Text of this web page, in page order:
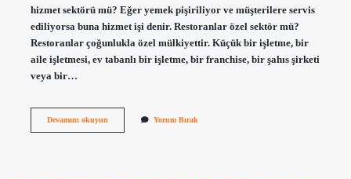
hizmet sektörü mü? Eğer yemek pişiriliyor ve müşterilere servis
ediliyorsa buna hizmet işi denir. Restoranlar özel sektör mü?
Restoranlar çoğunlukla özel mülkiyettir. Küçük bir işletme, bir
aile işletmesi, ev tabanlı bir işletme, bir franchise, bir şahıs şirketi
veya bir…
Devamını okuyunRestoran
Yorum Bırak